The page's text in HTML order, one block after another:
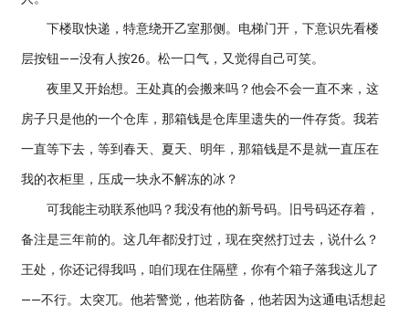
下楼取快递，特意绕开乙室那侧。电梯门开，下意识先看楼
层按钮——没有人按26。松一口气，又觉得自己可笑。
夜里又开始想。王处真的会搬来吗？他会不会一直不来，这
房子只是他的一个仓库，那箱钱是仓库里遗失的一件存货。我若
一直等下去，等到春天、夏天、明年，那箱钱是不是就一直压在
我的衣柜里，压成一块永不解冻的冰？
可我能主动联系他吗？我没有他的新号码。旧号码还存着，
备注是三年前的。这几年都没打过，现在突然打过去，说什么？
王处，你还记得我吗，咱们现在住隔壁，你有个箱子落我这儿了
——不行。太突兀。他若警觉，他若防备，他若因为这通电话想起